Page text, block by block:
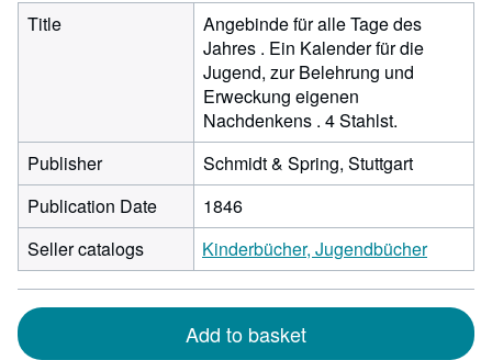
Title
Angebinde für alle Tage des
Jahres . Ein Kalender für die
Jugend, zur Belehrung und
Erweckung eigenen
Nachdenkens . 4 Stahlst.
Publisher
Schmidt & Spring, Stuttgart
Publication Date
1846
Seller catalogs
Kinderbücher, Jugendbücher
Add to basket